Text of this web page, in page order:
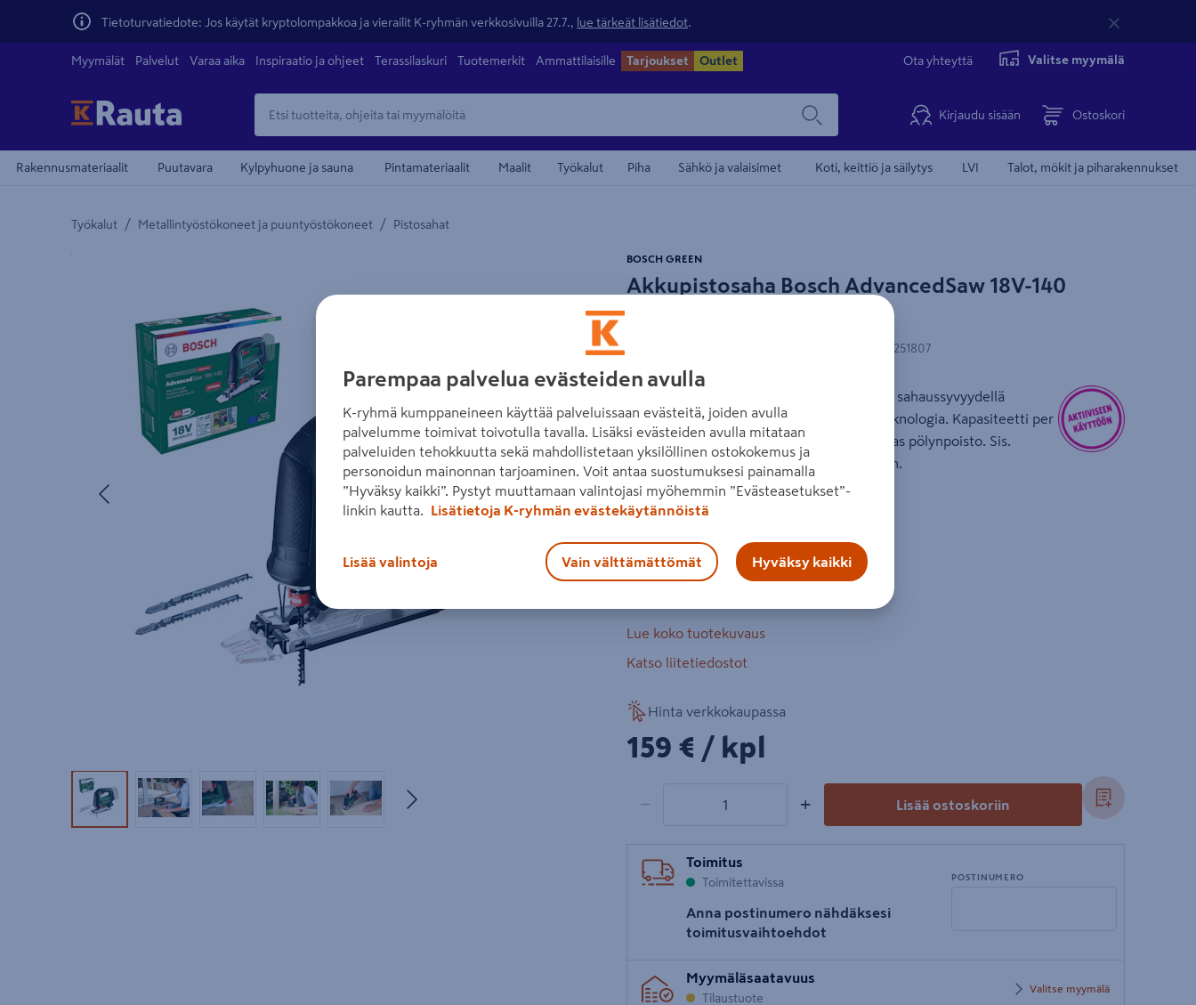
Tietoturvatiedote: Jos käytät kryptolompakkoa ja vierailit K-ryhmän verkkosivuilla 27.7., lue tärkeät lisätiedot
Myymälät Palvelut Varaa aika Inspiraatio ja ohjeet Terassilaskuri Tuotemerkit Ammattilaisille Tarjoukset Outlet Ota yhteyttä Valitse myymälä
Kirjaudu sisään Ostoskori
Rakennusmateriaalit Puutavara Kylpyhuone ja sauna Pintamateriaalit Maalit Työkalut Piha Sähkö ja valaisimet Koti, keittiö ja säilytys LVI Talot, mökit ja piharakennukset
Työkalut / Metallintyöstökoneet ja puuntyöstökoneet / Pistosahat
Yksityiskohtainen kuvaus löytyy Tuotteen kuvaus -maamerkistä
Seuraava
Tuotekuva 1Tuotekuva 2Tuotekuva 3Tuotekuva 4Tuotekuva 5
Akkupistosaha Bosch AdvancedSaw 18V-140
BOSCH GREEN
4053423251807
Suorituskykyinen akkupistosaha 140 mm:n sahaussyvyydellä
puuhun. Hiiliharjaton moottori. Syneon-teknologia. Kapasiteetti per
akkulataus 20 m. SDS-järjestelmä ja tehokas pölynpoisto. Sis.
tarvikkeet. Akku ja laturi myydään erikseen.
jännite 18 V
sahauskapasiteetti 20 m/lataus
Lue koko tuotekuvaus
Katso liitetiedostot
Hinta verkkokaupassa
159€/kpl
159 € / kpl
− + Lisää ostoskoriin
Toimitus
Toimitettavissa
Anna postinumero nähdäksesi
toimitusvaihtoehdot
POSTINUMERO
postinumero
Myymäläsaatavuus
Tilaustuote
Valitse myymälä
Parempaa palvelua evästeiden avulla
K-ryhmä kumppaneineen käyttää palveluissaan evästeitä, joiden avulla
palvelumme toimivat toivotulla tavalla. Lisäksi evästeiden avulla mitataan
palveluiden tehokkuutta sekä mahdollistetaan yksilöllinen ostokokemus ja
personoidun mainonnan tarjoaminen. Voit antaa suostumuksesi painamalla
”Hyväksy kaikki”. Pystyt muuttamaan valintojasi myöhemmin ”Evästeasetukset”-
linkin kautta.
Lisätietoja K-ryhmän evästekäytännöistä
Lisää valintoja Vain välttämättömät Hyväksy kaikki